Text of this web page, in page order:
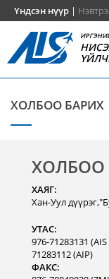
Үндсэн нүүр |
ХОЛБОО БАРИХ
ХОЛБОО
ХАЯГ:
Хан-Уул
УТАС:
976-71283131
71283112 (AIP)
ФАКС: